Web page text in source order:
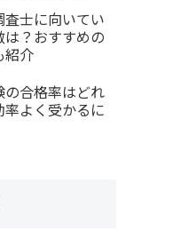
士に向いてい
は？おすすめの
紹介
の合格率はどれ
率よく受かるに